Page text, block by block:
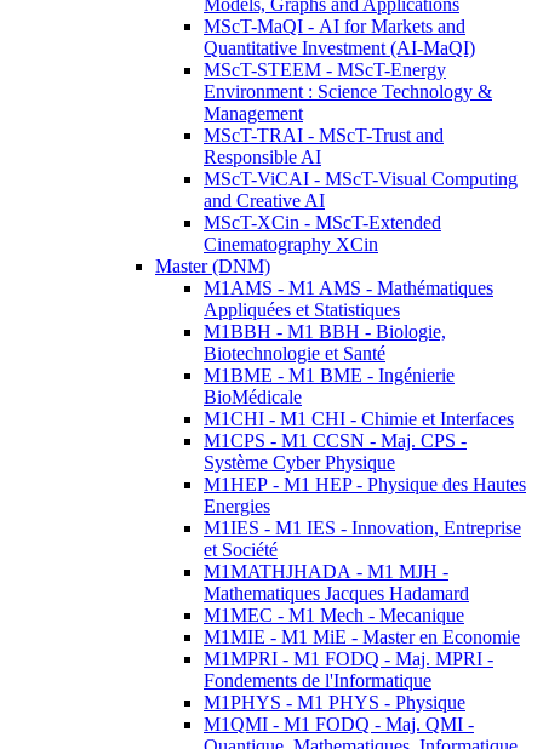
Models, Graphs and Applications
MScT-MaQI - AI for Markets and
Quantitative Investment (AI-MaQI)
MScT-STEEM - MScT-Energy
Environment : Science Technology &
Management
MScT-TRAI - MScT-Trust and
Responsible AI
MScT-ViCAI - MScT-Visual Computing
and Creative AI
MScT-XCin - MScT-Extended
Cinematography XCin
Master (DNM)
M1AMS - M1 AMS - Mathématiques
Appliquées et Statistiques
M1BBH - M1 BBH - Biologie,
Biotechnologie et Santé
M1BME - M1 BME - Ingénierie
BioMédicale
M1CHI - M1 CHI - Chimie et Interfaces
M1CPS - M1 CCSN - Maj. CPS -
Système Cyber Physique
M1HEP - M1 HEP - Physique des Hautes
Energies
M1IES - M1 IES - Innovation, Entreprise
et Société
M1MATHJHADA - M1 MJH -
Mathematiques Jacques Hadamard
M1MEC - M1 Mech - Mecanique
M1MIE - M1 MiE - Master en Economie
M1MPRI - M1 FODQ - Maj. MPRI -
Fondements de l'Informatique
M1PHYS - M1 PHYS - Physique
M1QMI - M1 FODQ - Maj. QMI -